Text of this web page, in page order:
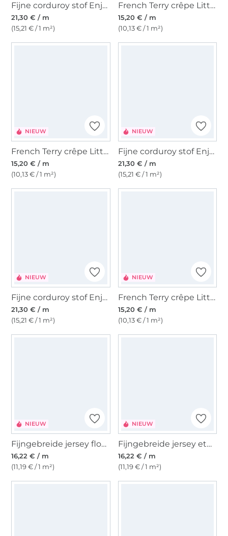
Fijne corduroy stof Enjoy leaves, lichtpetrol
21,30 € / m
(15,21 € / 1 m²)
French Terry crêpe Little Farm, lichtolijfgroen
15,20 € / m
(10,13 € / 1 m²)
NIEUW
French Terry crêpe Little Leo, zalmroze
15,20 € / m
(10,13 € / 1 m²)
NIEUW
Fijne corduroy stof Enjoy mosaic bloom, donkerbruin
21,30 € / m
(15,21 € / 1 m²)
NIEUW
Fijne corduroy stof Enjoy autumn vibes, donkerbruin
21,30 € / m
(15,21 € / 1 m²)
NIEUW
French Terry crêpe Little Leo, blauwpaars
15,20 € / m
(10,13 € / 1 m²)
NIEUW
Fijngebreide jersey flowers, groen
16,22 € / m
(11,19 € / 1 m²)
NIEUW
Fijngebreide jersey ethno, groen
16,22 € / m
(11,19 € / 1 m²)